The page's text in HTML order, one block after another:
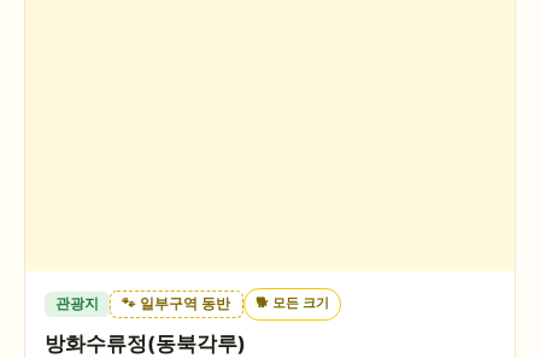
관광지 🐾 일부구역 동반 🐕 모든 크기
방화수류정(동북각루)